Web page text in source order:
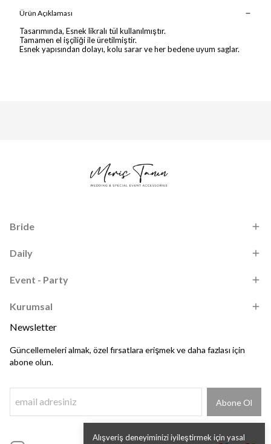
Alışveriş deneyiminizi iyileştirmek için yasal
Ürün Açıklaması
Tasarımında, Esnek likralı tül kullanılmıştır.
Tamamen el işçiliği ile üretilmiştir.
Esnek yapısından dolayı, kolu sarar ve her bedene uyum saglar.
Bride
Daily
Event - Party
Kurumsal
Newsletter
Güncellemeleri almak, özel fırsatlara erişmek ve daha fazlası için
abone olun.
Abone Ol